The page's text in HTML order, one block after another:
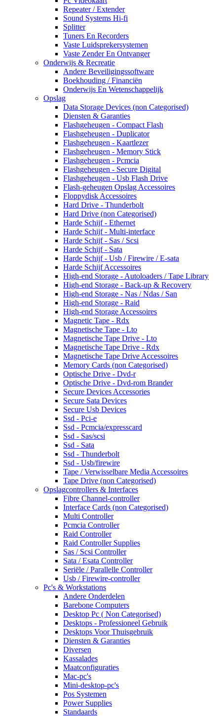
Repeater / Extender
Sound Systems Hi-fi
Splitter
Tuners En Recorders
Vaste Luidsprekersystemen
Vaste Zender En Ontvanger
Onderwijs & Recreatie
Andere Beveiligingssoftware
Boekhouding / Financiën
Onderwijs En Wetenschappelijk
Opslag
Data Storage Devices (non Categorised)
Diensten & Garanties
Flashgeheugen - Compact Flash
Flashgeheugen - Duplicator
Flashgeheugen - Kaartlezer
Flashgeheugen - Memory Stick
Flashgeheugen - Pcmcia
Flashgeheugen - Secure Digital
Flashgeheugen - Usb Flash Drive
Flash-geheugen Opslag Accessoires
Floppydisk Accessoires
Hard Drive - Thunderbolt
Hard Drive (non Categorised)
Harde Schijf - Ethernet
Harde Schijf - Multi-interface
Harde Schijf - Sas / Scsi
Harde Schijf - Sata
Harde Schijf - Usb / Firewire / E-sata
Harde Schijf Accessoires
High-end Storage - Autoloaders / Tape Library
High-end Storage - Back-up & Recovery
High-end Storage - Nas / Ndas / San
High-end Storage - Raid
High-end Storage Accessoires
Magnetic Tape - Rdx
Magnetische Tape - Lto
Magnetische Tape Drive - Lto
Magnetische Tape Drive - Rdx
Magnetische Tape Drive Accessoires
Memory Cards (non Categorised)
Optische Drive - Dvd-r
Optische Drive - Dvd-rom Brander
Secure Devices Accessories
Secure Sata Devices
Secure Usb Devices
Ssd - Pci-e
Ssd - Pcmcia/expresscard
Ssd - Sas/scsi
Ssd - Sata
Ssd - Thunderbolt
Ssd - Usb/firewire
Tape / Verwisselbare Media Accessoires
Tape Drive (non Categorised)
Opslagcontrollers & Interfaces
Fibre Channel-controller
Interface Cards (non Categorised)
Multi Controller
Pcmcia Controller
Raid Controller
Raid Controller Supplies
Sas / Scsi Controller
Sata / Esata Controller
Seriële / Parallelle Controller
Usb / Firewire-controller
Pc's & Workstations
Andere Onderdelen
Barebone Computers
Desktop Pc ( Non Categorised)
Desktops - Professioneel Gebruik
Desktops Voor Thuisgebruik
Diensten & Garanties
Diversen
Kassalades
Maatconfiguraties
Mac-pc's
Mini-desktop-pc's
Pos Systemen
Power Supplies
Standaards